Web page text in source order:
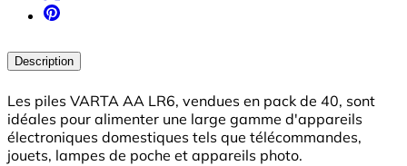
Description
Les piles VARTA AA LR6, vendues en pack de 40, sont
idéales pour alimenter une large gamme d'appareils
électroniques domestiques tels que télécommandes,
jouets, lampes de poche et appareils photo.